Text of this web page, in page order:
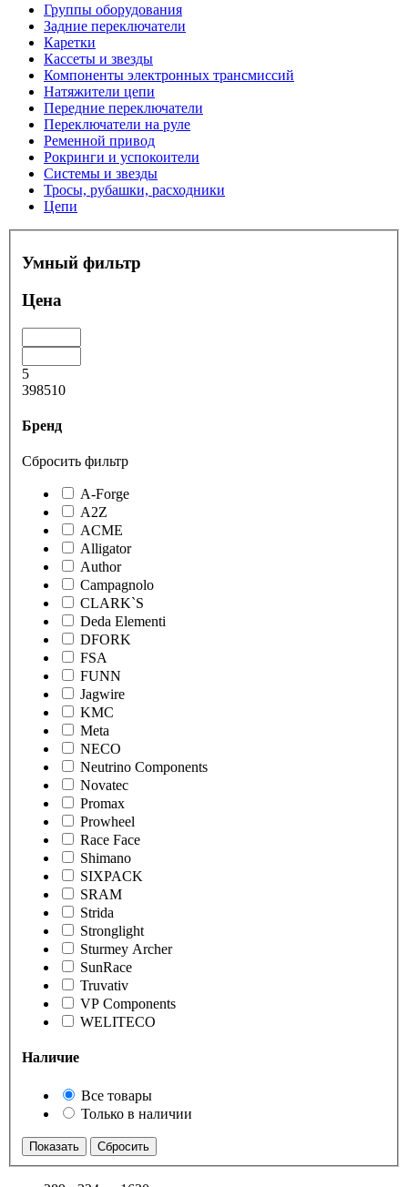
Группы оборудования
Задние переключатели
Каретки
Кассеты и звезды
Компоненты электронных трансмиссий
Натяжители цепи
Передние переключатели
Переключатели на руле
Ременной привод
Рокринги и успокоители
Системы и звезды
Тросы, рубашки, расходники
Цепи
Умный фильтр
Цена
5
398510
Бренд
Сбросить фильтр
A-Forge
A2Z
ACME
Alligator
Author
Campagnolo
CLARK`S
Deda Elementi
DFORK
FSA
FUNN
Jagwire
KMC
Meta
NECO
Neutrino Components
Novatec
Promax
Prowheel
Race Face
Shimano
SIXPACK
SRAM
Strida
Stronglight
Sturmey Archer
SunRace
Truvativ
VP Components
WELITECO
Наличие
Все товары
Только в наличии